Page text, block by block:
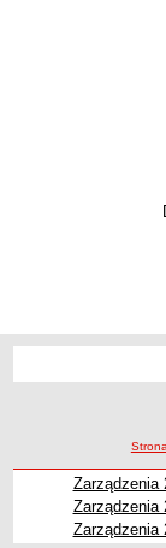
Zespoły Szkół
Techniczne
PRZEDSZKOLA
Zarządzenia
Zarządzenia
Zarządzenia